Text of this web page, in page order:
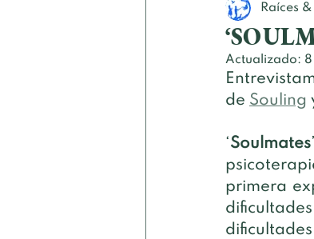
Raíces
Actualizado:
de Souling
‘Soulmates
primera